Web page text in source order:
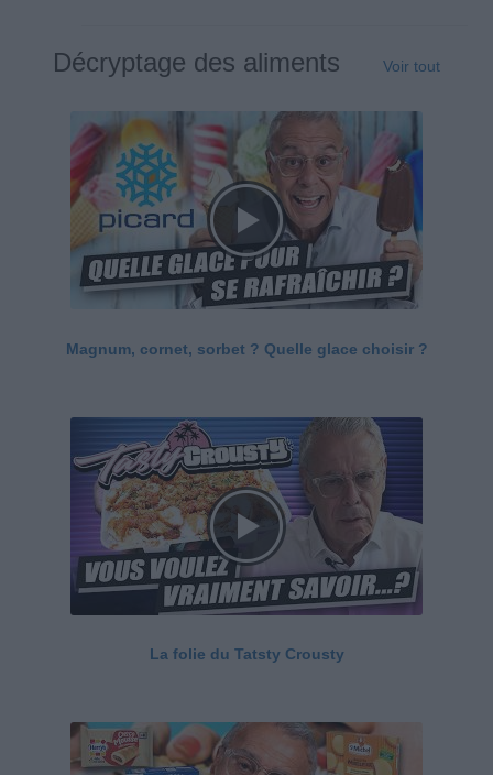
Décryptage des aliments Voir tout
Magnum, cornet, sorbet ? Quelle glace choisir ?
La folie du Tatsty Crousty